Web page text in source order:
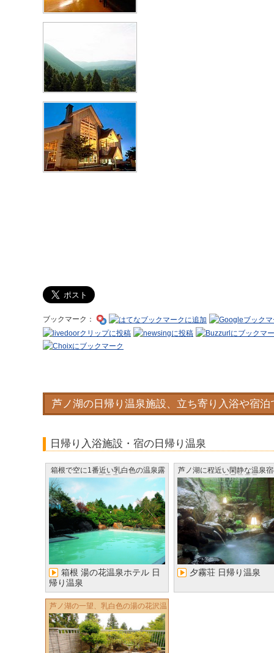
ブックマーク：
芦ノ湖の日帰り温泉施設、立ち寄り入浴や宿
日帰り入浴施設・宿の日帰り温泉
箱根で空に1番近い乳白色の温泉露
天風呂
箱根 湯の花温泉ホテル 日
帰り温泉
芦ノ湖に程近い閑静な温泉
り湯露天風呂
夕霧荘 日帰り温泉
芦ノ湖の一望、乳白色の湯の花沢温
泉